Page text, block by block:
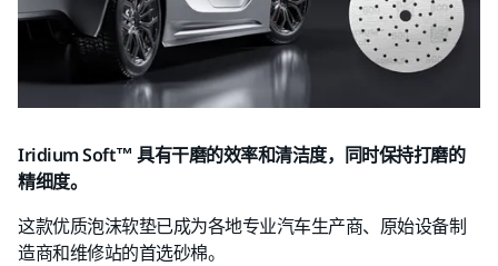
Iridium Soft™ 具有干磨的效率和清洁度，同时保持打磨的
精细度。
这款优质泡沫软垫已成为各地专业汽车生产商、原始设备制
造商和维修站的首选砂棉。